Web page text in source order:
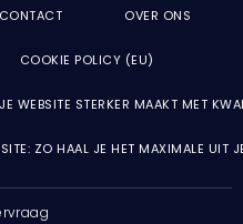
CONTACT OVER ONS
COOKIE POLICY (EU)
WEBSITE STERKER MAAKT MET
ZO HAAL JE HET MAXIMALE UIT